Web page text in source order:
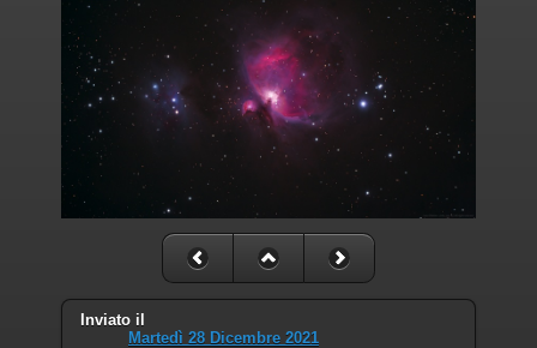
Inviato il
Martedì 28 Dicembre 2021